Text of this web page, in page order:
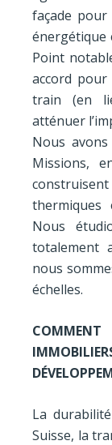
façade
énergétique
Point
accord
train (en
atténuer
Nous
Missions,
thermiques
Nous
totalement
nous
échelles.
La
Suisse, la